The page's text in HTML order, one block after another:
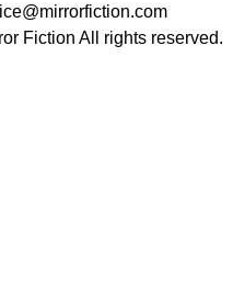
Fiction All rights reserved.